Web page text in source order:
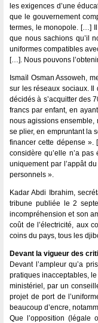
les exigences d’une
que le gouvernement
termes, le monopole. […] Il
que nous sachions qu’il
uniformes compatibles
[…]. Nous pouvons
Ismaïl Osman Assoweh,
sur les réseaux sociaux. Il
décidés à s’acquitter des
francs par enfant, en
nous agissions ensemble,
se plier, en empruntant la
financer cette dépense ».
considère qu’elle n’a
uniquement par l’appât
personnels ».
Kadar Abdi Ibrahim,
tribune publiée le 2
incompréhension et son
coût de l’électricité, aux
coins du pays, tous les
Devant la vigueur des
Devant l’ampleur qu’a
pratiques inacceptables,
ministériel, par un
projet de port de
beaucoup d’encre,
Que l’opposition (légale